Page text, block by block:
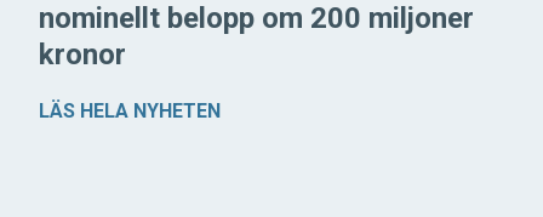
nominellt belopp om 200 miljoner
kronor
LÄS HELA NYHETEN